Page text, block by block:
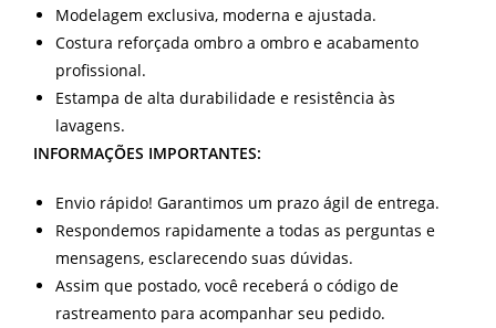
Modelagem exclusiva, moderna e ajustada.
Costura reforçada ombro a ombro e acabamento
profissional.
Estampa de alta durabilidade e resistência às
lavagens.
INFORMAÇÕES IMPORTANTES:
Envio rápido! Garantimos um prazo ágil de entrega.
Respondemos rapidamente a todas as perguntas e
mensagens, esclarecendo suas dúvidas.
Assim que postado, você receberá o código de
rastreamento para acompanhar seu pedido.